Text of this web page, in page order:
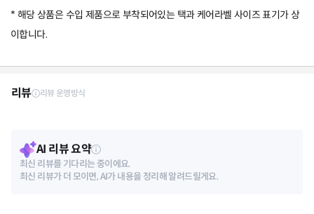
* 해당 상품은 수입 제품으로 부착되어있는 택과 케어라벨 사이즈 표기가 상
이합니다.